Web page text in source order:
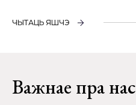
ЧЫТАЦЬ ЯШЧЭ
Важнае пра нас